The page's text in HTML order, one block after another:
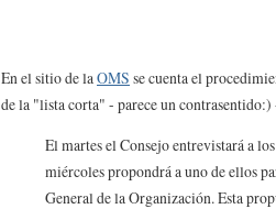
En el sitio de la OMS se cuenta el
de la "lista corta" - parece un contrasentido:)
El martes el Consejo entrevistará a
miércoles propondrá a uno de ellos
General de la Organización. Esta